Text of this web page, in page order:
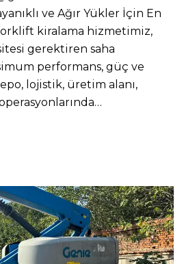
ve Ağır Yükler İçin En
kiralama hizmetimiz,
gerektiren saha
performans, güç ve
lojistik, üretim alanı,